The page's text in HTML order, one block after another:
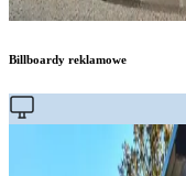
Billboardy reklamowe